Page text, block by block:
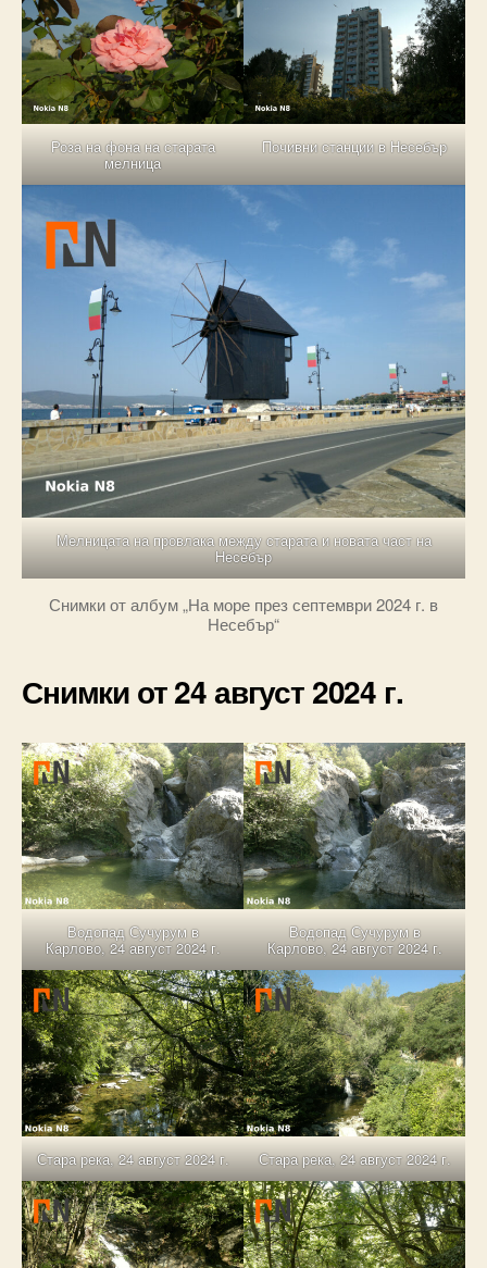
Роза на фона на старата
мелница
Почивни станции в Несебър
Мелницата на провлака между старата и новата част на
Несебър
Снимки от албум „На море през септември 2024 г. в
Несебър“
Снимки от 24 август 2024 г.
Водопад Сучурум в
Карлово, 24 август 2024 г.
Водопад Сучурум в
Карлово, 24 август 2024 г.
Стара река, 24 август 2024 г. Стара река, 24 август 2024 г.